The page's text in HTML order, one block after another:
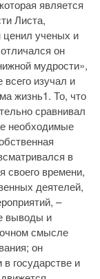
является
Листа,
ценил ученых и
он
мудрости»,
всего изучал и
жизнь1. То, что
сравнивал
необходимые
в
своего времени,
деятелей,
–
выводы и
смысле
он
государстве и